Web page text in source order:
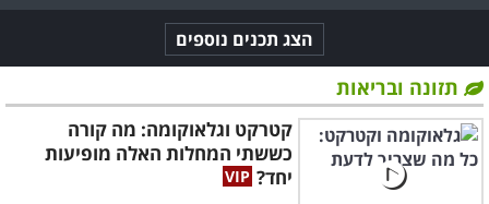
הצג תכנים נוספים
תזונה ובריאות
קטרקט וגלאוקומה: מה קורה
כששתי המחלות האלה מופיעות
יחד?